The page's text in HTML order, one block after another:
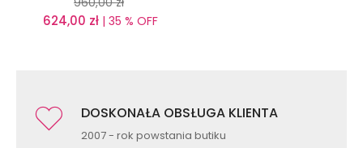
624,00 zł| 35 % OFF
DOSKONAŁA OBSŁUGA KLIENTA
2007 - rok powstania butiku